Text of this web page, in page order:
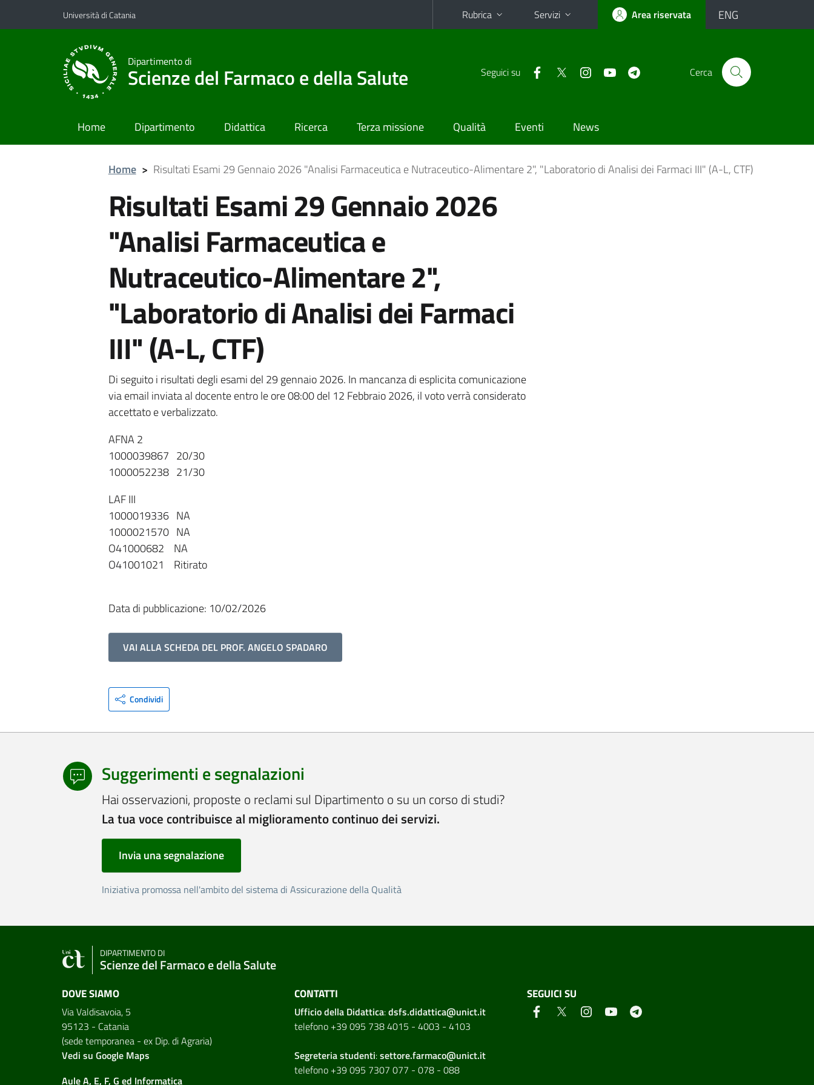
Vai al contenuto principale
Vai al menu di navigazione
Università di Catania Rubrica Servizi Area riservata ENG
Dipartimento di
Scienze del Farmaco e della Salute Seguici su Cerca
Home Dipartimento Didattica Ricerca Terza missione Qualità Eventi News
Home > Risultati Esami 29 Gennaio 2026 "Analisi Farmaceutica e Nutraceutico-Alimentare 2", "Laboratorio di Analisi dei Farmaci III" (A-L, CTF)
Risultati Esami 29 Gennaio 2026
"Analisi Farmaceutica e
Nutraceutico-Alimentare 2",
"Laboratorio di Analisi dei Farmaci
III" (A-L, CTF)
Di seguito i risultati degli esami del 29 gennaio 2026. In mancanza di esplicita comunicazione
via email inviata al docente entro le ore 08:00 del 12 Febbraio 2026, il voto verrà considerato
accettato e verbalizzato.
AFNA 2
1000039867 20/30
1000052238 21/30
LAF III
1000019336 NA
1000021570 NA
O41000682 NA
O41001021 Ritirato
Data di pubblicazione: 10/02/2026
VAI ALLA SCHEDA DEL PROF. ANGELO SPADARO
Condividi
Suggerimenti e segnalazioni
Hai osservazioni, proposte o reclami sul Dipartimento o su un corso di studi?
La tua voce contribuisce al miglioramento continuo dei servizi.
Invia una segnalazione
Iniziativa promossa nell'ambito del sistema di Assicurazione della Qualità
DIPARTIMENTO DI
Scienze del Farmaco e della Salute
DOVE SIAMO
Via Valdisavoia, 5
95123 - Catania
(sede temporanea - ex Dip. di Agraria)
Vedi su Google Maps
Aule A, E, F, G ed Informatica
CONTATTI
Ufficio della Didattica:dsfs.didattica@unict.it
telefono +39 095 738 4015 - 4003 - 4103
Segreteria studenti:settore.farmaco@unict.it
telefono +39 095 7307 077 - 078 - 088
SEGUICI SU